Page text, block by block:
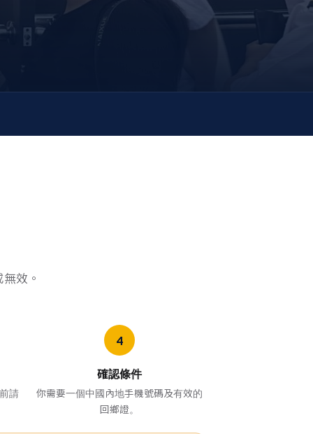
效。
請
確認條件
你需要一個中國內地手機號碼及有效的
回鄉證。